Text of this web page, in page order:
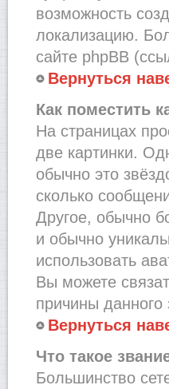
возможность
локализацию.
сайте phpBB
Вернуться
Как поместить
На страницах
две картинки.
обычно это
сколько
Другое, обычно
и обычно
использовать
Вы можете
причины данного
Вернуться
Что такое
Большинство